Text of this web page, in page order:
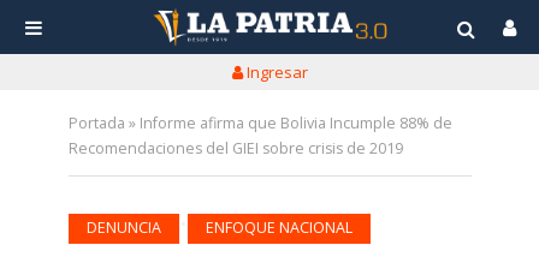
Ingresar
Portada » Informe afirma que Bolivia Incumple 88% de
Recomendaciones del GIEI sobre crisis de 2019
DENUNCIA ENFOQUE NACIONAL